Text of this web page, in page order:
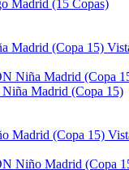
Madrid (15 Copas)
Madrid (Copa 15)